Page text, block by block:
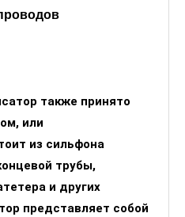
также принято
или
из сильфона
трубы,
и других
представляет собой